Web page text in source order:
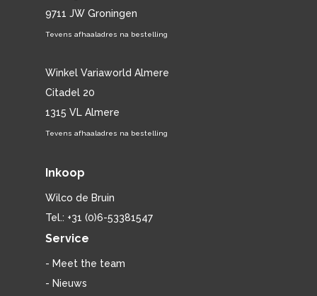
9711 JW Groningen
Tevens afhaaladres na bestelling
Winkel Variaworld Almere
Citadel 20
1315 VL Almere
Tevens afhaaladres na bestelling
Inkoop
Wilco de Bruin
Tel.: +31 (0)6-53381547
Service
- Meet the team
- Nieuws